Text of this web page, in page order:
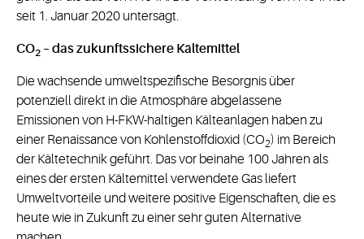
seit 1. Januar 2020 untersagt.
CO2 – das zukunftssichere Kältemittel
Die wachsende umweltspezifische Besorgnis über
potenziell direkt in die Atmosphäre abgelassene
Emissionen von H-FKW-haltigen Kälteanlagen haben zu
einer Renaissance von Kohlenstoffdioxid (CO2) im Bereich
der Kältetechnik geführt. Das vor beinahe 100 Jahren als
eines der ersten Kältemittel verwendete Gas liefert
Umweltvorteile und weitere positive Eigenschaften, die es
heute wie in Zukunft zu einer sehr guten Alternative